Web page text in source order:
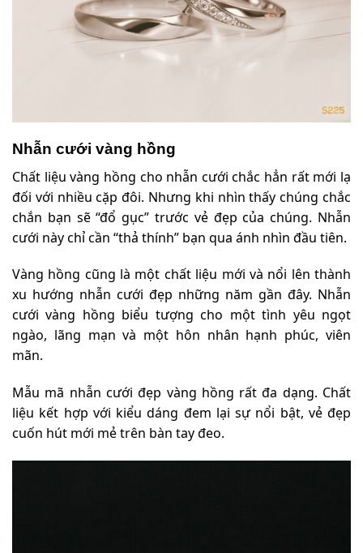
Nhẫn cưới vàng hồng
Chất liệu vàng hồng cho nhẫn cưới chắc hẳn rất mới lạ
đối với nhiều cặp đôi. Nhưng khi nhìn thấy chúng chắc
chắn bạn sẽ “đổ gục” trước vẻ đẹp của chúng. Nhẫn
cưới này chỉ cần “thả thính” bạn qua ánh nhìn đầu tiên.
Vàng hồng cũng là một chất liệu mới và nổi lên thành
xu hướng nhẫn cưới đẹp những năm gần đây. Nhẫn
cưới vàng hồng biểu tượng cho một tình yêu ngọt
ngào, lãng mạn và một hôn nhân hạnh phúc, viên
mãn.
Mẫu mã nhẫn cưới đẹp vàng hồng rất đa dạng. Chất
liệu kết hợp với kiểu dáng đem lại sự nổi bật, vẻ đẹp
cuốn hút mới mẻ trên bàn tay đeo.